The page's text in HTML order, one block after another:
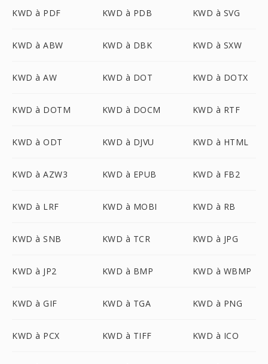
KWD à PDF KWD à PDB KWD à SVG
KWD à ABW KWD à DBK KWD à SXW
KWD à AW KWD à DOT KWD à DOTX
KWD à DOTM KWD à DOCM KWD à RTF
KWD à ODT KWD à DJVU KWD à HTML
KWD à AZW3 KWD à EPUB KWD à FB2
KWD à LRF KWD à MOBI KWD à RB
KWD à SNB KWD à TCR KWD à JPG
KWD à JP2 KWD à BMP KWD à WBMP
KWD à GIF KWD à TGA KWD à PNG
KWD à PCX KWD à TIFF KWD à ICO